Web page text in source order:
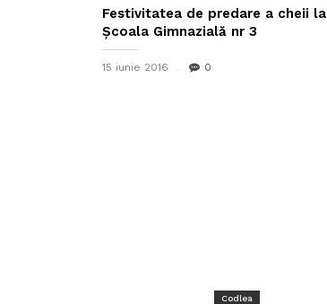
Festivitatea de predare a cheii la
Școala Gimnazială nr 3
15 iunie 2016 0
Codlea